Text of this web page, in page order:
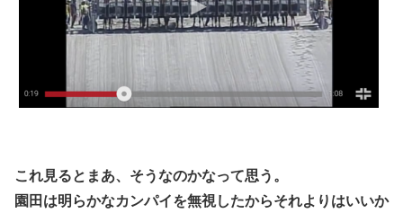
これ見るとまあ、そうなのかなって思う。
園田は明らかなカンパイを無視したからそれよりはいいか